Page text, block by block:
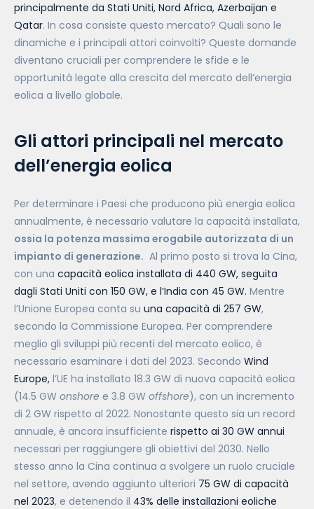
principalmente da Stati Uniti, Nord Africa, Azerbaijan e
Qatar. In cosa consiste questo mercato? Quali sono le
dinamiche e i principali attori coinvolti? Queste domande
diventano cruciali per comprendere le sfide e le
opportunità legate alla crescita del mercato dell’energia
eolica a livello globale.
Gli attori principali nel mercato
dell’energia eolica
Per determinare i Paesi che producono più energia eolica
annualmente, è necessario valutare la capacità installata,
ossia la potenza massima erogabile autorizzata di un
impianto di generazione. Al primo posto si trova la Cina,
con una capacità eolica installata di 440 GW, seguita
dagli Stati Uniti con 150 GW, e l’India con 45 GW. Mentre
l’Unione Europea conta su una capacità di 257 GW,
secondo la Commissione Europea. Per comprendere
meglio gli sviluppi più recenti del mercato eolico, è
necessario esaminare i dati del 2023. Secondo Wind
Europe, l’UE ha installato 18.3 GW di nuova capacità eolica
(14.5 GW onshore e 3.8 GW offshore), con un incremento
di 2 GW rispetto al 2022. Nonostante questo sia un record
annuale, è ancora insufficiente rispetto ai 30 GW annui
necessari per raggiungere gli obiettivi del 2030. Nello
stesso anno la Cina continua a svolgere un ruolo cruciale
nel settore, avendo aggiunto ulteriori 75 GW di capacità
nel 2023, e detenendo il 43% delle installazioni eoliche